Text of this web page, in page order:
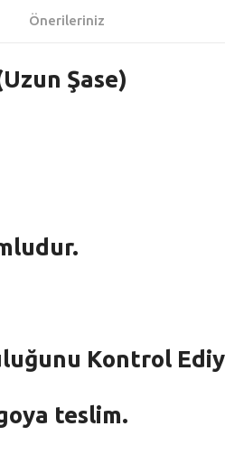
Önerileriniz
Şase)
Kontrol
teslim.